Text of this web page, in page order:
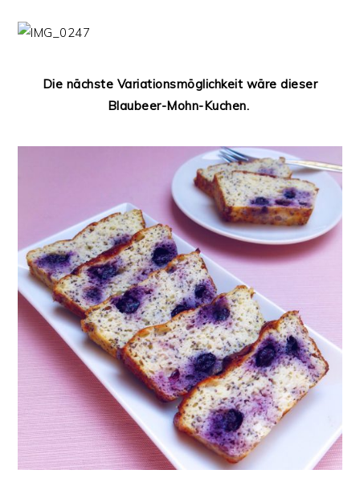
Die nächste Variationsmöglichkeit wäre dieser
Blaubeer-Mohn-Kuchen.